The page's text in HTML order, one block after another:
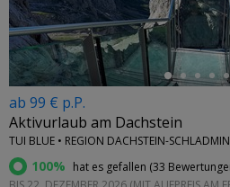
ab 99 € p.P.
Aktivurlaub am Dachstein
TUI BLUE • REGION DACHSTEIN-
100% hat es gefallen (33